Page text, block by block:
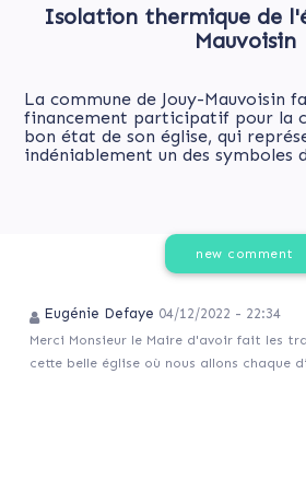
Isolation thermique de
Mauvoisin
La commune de Jouy-Mauvoisin
financement participatif pour la
bon état de son église, qui
indéniablement un des symboles
new comment
Eugénie Defaye 04/12/2022 - 22:34
Merci Monsieur le Maire d'avoir fait les
cette belle église où nous allons chaque